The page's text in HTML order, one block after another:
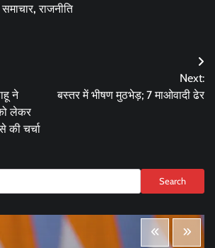
,राजनीति
ने
लेकर
की चर्चा
Next:
बस्तर में भीषण मुठभेड़; 7 माओवादी ढेर
Search